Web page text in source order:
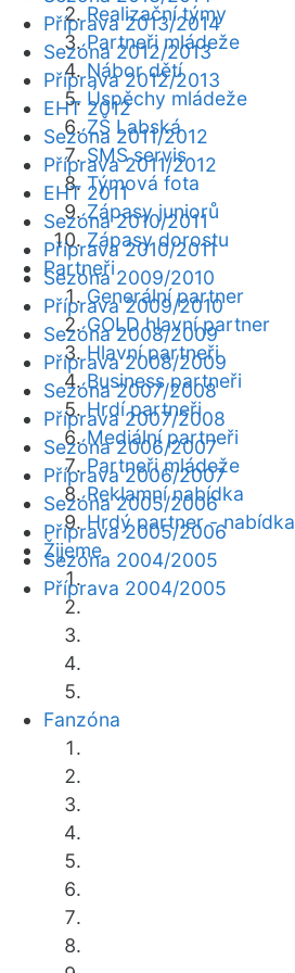
Realizační týmy
Partneři mládeže
Nábor dětí
Úspěchy mládeže
ZŠ Labská
SMS servis
Týmová fota
Zápasy juniorů
Zápasy dorostu
Partneři
Generální partner
GOLD hlavní partner
Hlavní partneři
Business partneři
Hrdí partneři
Mediální partneři
Partneři mládeže
Reklamní nabídka
Hrdý partner - nabídka
Žijeme
Fanzóna
Příprava 2013/2014
Sezóna 2012/2013
Příprava 2012/2013
EHT 2012
Sezóna 2011/2012
Příprava 2011/2012
EHT 2011
Sezóna 2010/2011
Příprava 2010/2011
Sezóna 2009/2010
Příprava 2009/2010
Sezóna 2008/2009
Příprava 2008/2009
Sezóna 2007/2008
Příprava 2007/2008
Sezóna 2006/2007
Příprava 2006/2007
Sezóna 2005/2006
Příprava 2005/2006
Sezóna 2004/2005
Příprava 2004/2005